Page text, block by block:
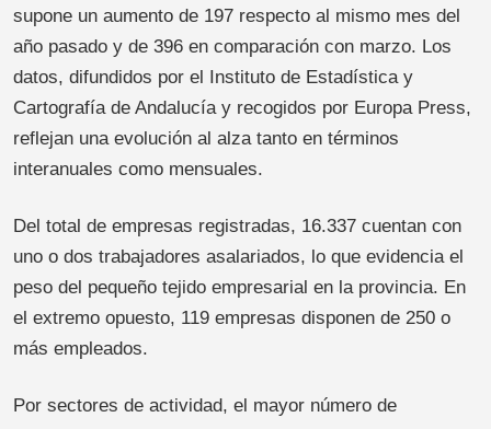
supone un aumento de 197 respecto al mismo mes del
año pasado y de 396 en comparación con marzo. Los
datos, difundidos por el Instituto de Estadística y
Cartografía de Andalucía y recogidos por Europa Press,
reflejan una evolución al alza tanto en términos
interanuales como mensuales.
Del total de empresas registradas, 16.337 cuentan con
uno o dos trabajadores asalariados, lo que evidencia el
peso del pequeño tejido empresarial en la provincia. En
el extremo opuesto, 119 empresas disponen de 250 o
más empleados.
Por sectores de actividad, el mayor número de